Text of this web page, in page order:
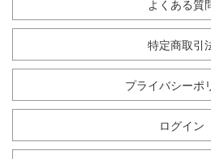
よくある質
特定商取引
プライバシーポ
ログイン